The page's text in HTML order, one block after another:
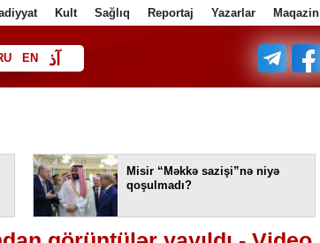
Kult Sağlıq Reportaj Yazarlar Maqazin
EN آذ
Misir “Məkkə sazişi”nə niyə
qoşulmadı?